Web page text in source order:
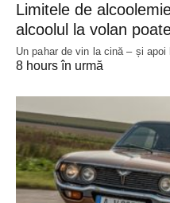
Limitele de
alcoolul la volan
Un pahar de vin la cină – și
8 hours în urmă